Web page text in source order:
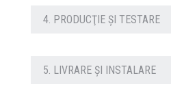
4. PRODUCŢIE ŞI TESTARE
5. LIVRARE ŞI INSTALARE